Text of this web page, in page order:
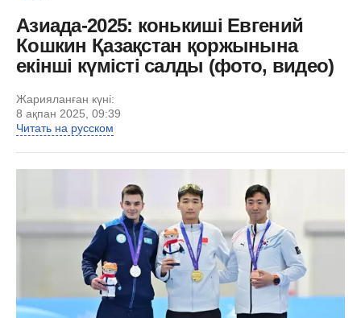
Азиада-2025: конькиші Евгений
Кошкин Қазақстан қоржынына
екінші күмісті салды (фото, видео)
Жарияланған күні:
8 ақпан 2025, 09:39
Читать на русском